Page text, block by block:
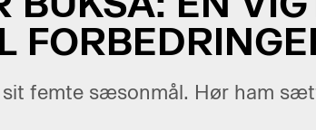
femte sæsonmål. Hør ham